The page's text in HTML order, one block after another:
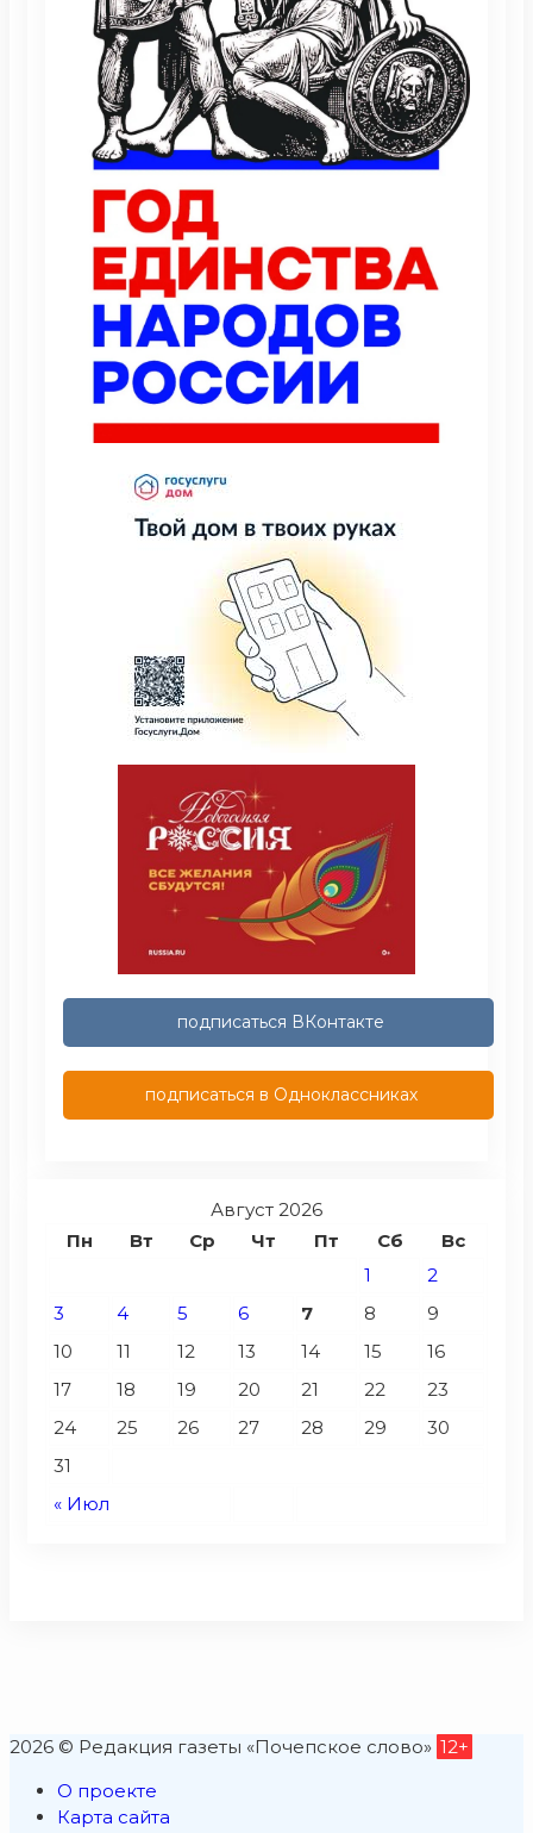
подписаться ВКонтакте
подписаться в Одноклассниках
Август 2026
Пн
Вт Ср Чт Пт Сб Вс
« Июл
1
2
3
4 5 6 7 8
9
10
11 12 13 14 15
16
17
18 19 20 21 22
23
24
25 26 27 28 29
30
31
2026 © Редакция газеты «Почепское слово» 12+
О проекте
Карта сайта